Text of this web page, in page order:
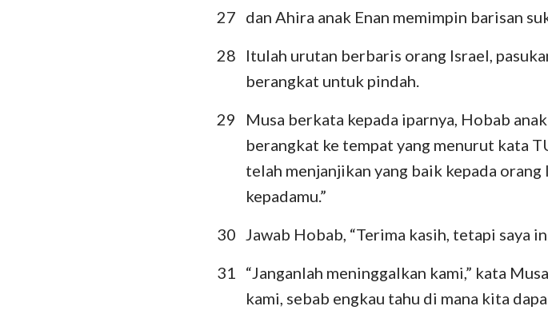
27 dan Ahira anak Enan memimpin barisan
28
Itulah urutan berbaris orang Israel,
berangkat untuk pindah.
29
Musa berkata kepada iparnya, Hobab
berangkat ke tempat yang menurut kata
telah menjanjikan yang baik kepada
kepadamu.”
30 Jawab Hobab, “Terima kasih, tetapi saya
31 “Janganlah meninggalkan kami,” kata
kami, sebab engkau tahu di mana kita